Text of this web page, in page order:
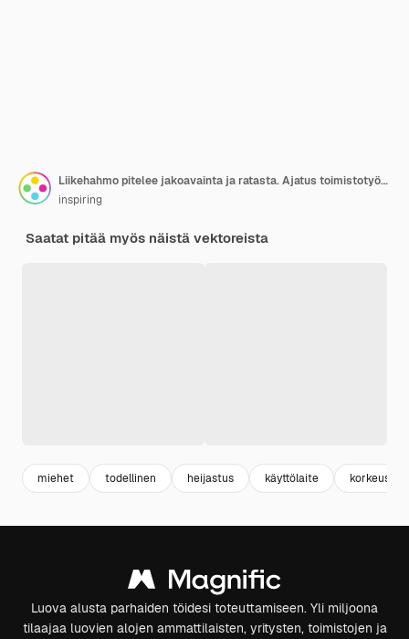
Liikehahmo pitelee jakoavainta ja ratasta. Ajatus toimistotyöntekijästä, joka työskentelee tuottavasti ja etenee kohti menestystä. Kumppanuus ja yhteistyö.
inspiring
Saatat pitää myös näistä vektoreista
miehet todellinen heijastus käyttölaite korkeus
Luova alusta parhaiden töidesi toteuttamiseen. Yli miljoona
tilaajaa luovien alojen ammattilaisten, yritysten, toimistojen ja